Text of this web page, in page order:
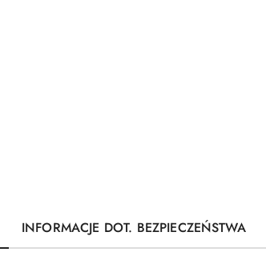
INFORMACJE DOT. BEZPIECZEŃSTWA